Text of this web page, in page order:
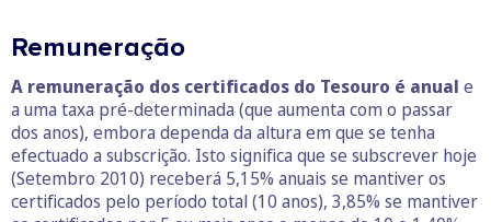
Remuneração
A remuneração dos certificados do Tesouro é anual e
a uma taxa pré-determinada (que aumenta com o passar
dos anos), embora dependa da altura em que se tenha
efectuado a subscrição. Isto significa que se subscrever hoje
(Setembro 2010) receberá 5,15% anuais se mantiver os
certificados pelo período total (10 anos), 3,85% se mantiver